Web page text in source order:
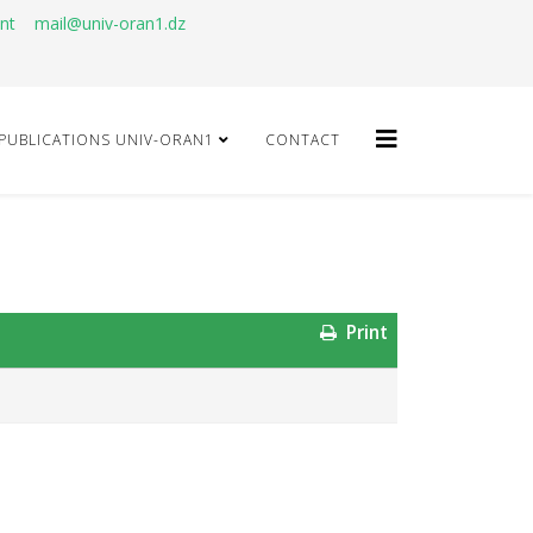
mail@univ-oran1.dz
PUBLICATIONS UNIV-ORAN1 CONTACT
Print